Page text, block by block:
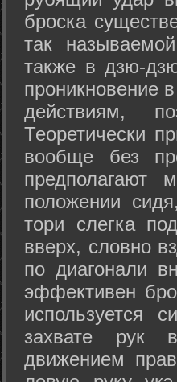
броска
так
также в дзю-
проникновение
действиям,
Теоретически
вообще без
предполагают
положении
тори слегка
вверх, словно
по диагонали
эффективен
используется
захвате рук
движением